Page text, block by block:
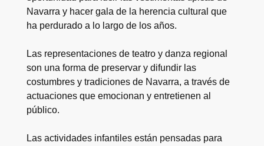
Navarra y hacer gala de la herencia cultural que
ha perdurado a lo largo de los años.
Las representaciones de teatro y danza regional
son una forma de preservar y difundir las
costumbres y tradiciones de Navarra, a través de
actuaciones que emocionan y entretienen al
público.
Las actividades infantiles están pensadas para